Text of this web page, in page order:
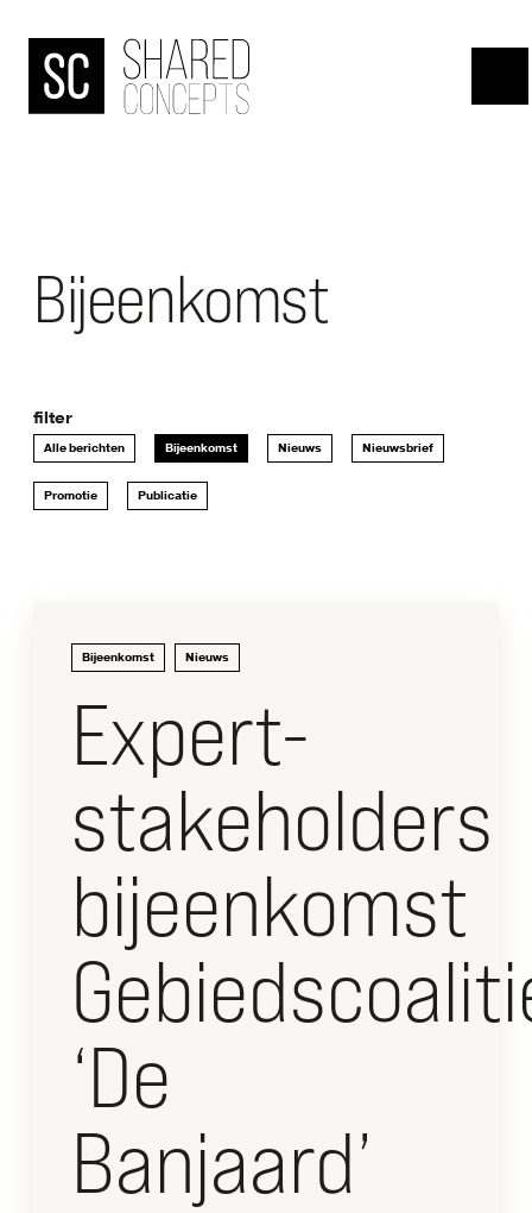
HOME
OVER
BANJAARD
ONDERZOEKEN
NIEUWS
Bijeenkomst
filter
Alle berichten Bijeenkomst Nieuws Nieuwsbrief
Promotie Publicatie
Bijeenkomst Nieuws
Expert-
stakeholders
bijeenkomst
‘De
Banjaard’